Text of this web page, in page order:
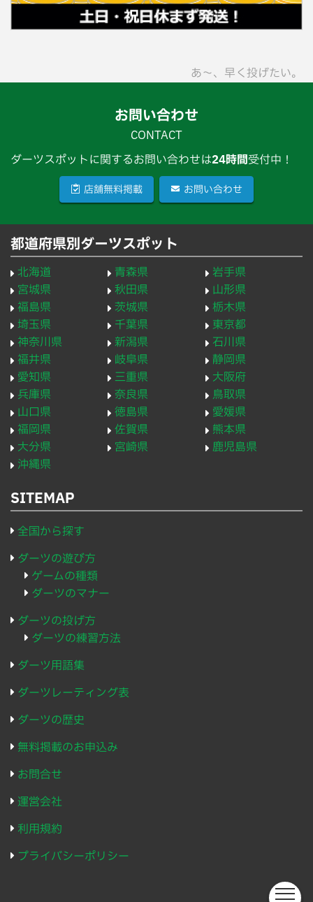
あ〜、早く投げたい。
お問い合わせ
CONTACT
ダーツスポットに関するお問い合わせは24時間受付中！
店舗無料掲載 お問い合わせ
都道府県別ダーツスポット
北海道 青森県
岩手県
宮城県
秋田県
山形県
福島県
茨城県
栃木県
埼玉県
千葉県
東京都
神奈川県
新潟県
石川県
福井県
岐阜県
静岡県
愛知県
三重県
大阪府
兵庫県
奈良県
鳥取県
山口県
徳島県
愛媛県
福岡県
佐賀県
熊本県
大分県
宮崎県
鹿児島県
沖縄県
SITEMAP
全国から探す
ダーツの遊び方
ゲームの種類
ダーツのマナー
ダーツの投げ方
ダーツの練習方法
ダーツ用語集
ダーツレーティング表
ダーツの歴史
無料掲載のお申込み
お問合せ
運営会社
利用規約
プライバシーポリシー